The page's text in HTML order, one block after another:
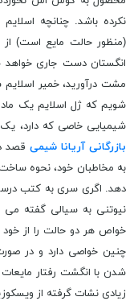
نکرده باشد. چنانچه
(منظور حالت مایع است) از
انگستان دست جاری
مشت درآورید، خمیر
شویم که ژل اسلایم یک
شیمیایی خاصی که دارد،
بازرگانی آریانا شیمی قصد
به مخاطبان خود، نحوه ساخت
دهد. اگری سری به کتب
نیوتنی به سیالی گفته
خواص هر دو حالت را از
چنین خواصی دارد و در
شدن با انگشت رفتار مایعات
زیادی نشات گرفته از